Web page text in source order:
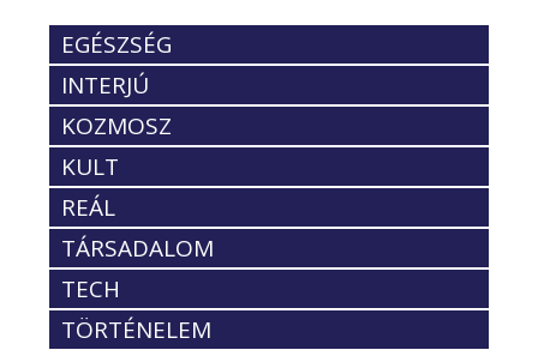
EGÉSZSÉG
INTERJÚ
KOZMOSZ
KULT
REÁL
TÁRSADALOM
TECH
TÖRTÉNELEM